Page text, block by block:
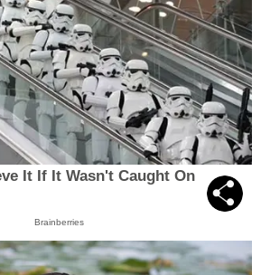
It If It Wasn't Caught On
Brainberries